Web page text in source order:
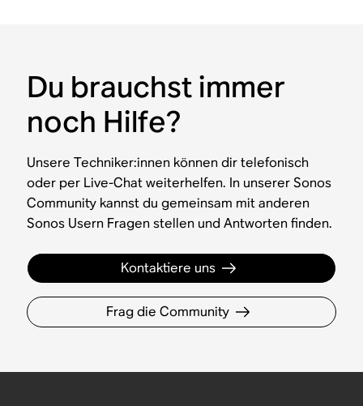
Du brauchst immer
noch Hilfe?
Unsere Techniker:innen können dir telefonisch
oder per Live-Chat weiterhelfen. In unserer Sonos
Community kannst du gemeinsam mit anderen
Sonos Usern Fragen stellen und Antworten finden.
Kontaktiere uns
Frag die Community